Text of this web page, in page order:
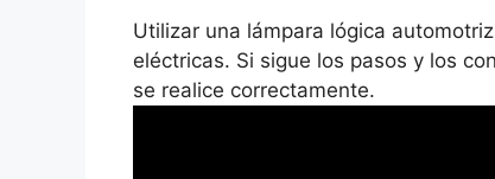
Utilizar una lámpara lógica
eléctricas. Si sigue los pasos y los
se realice correctamente.